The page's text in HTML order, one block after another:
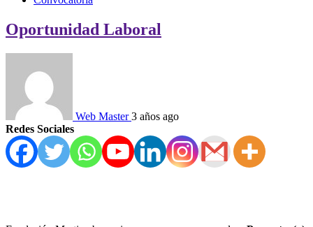
Oportunidad Laboral
Web Master 3 años ago
Redes Sociales